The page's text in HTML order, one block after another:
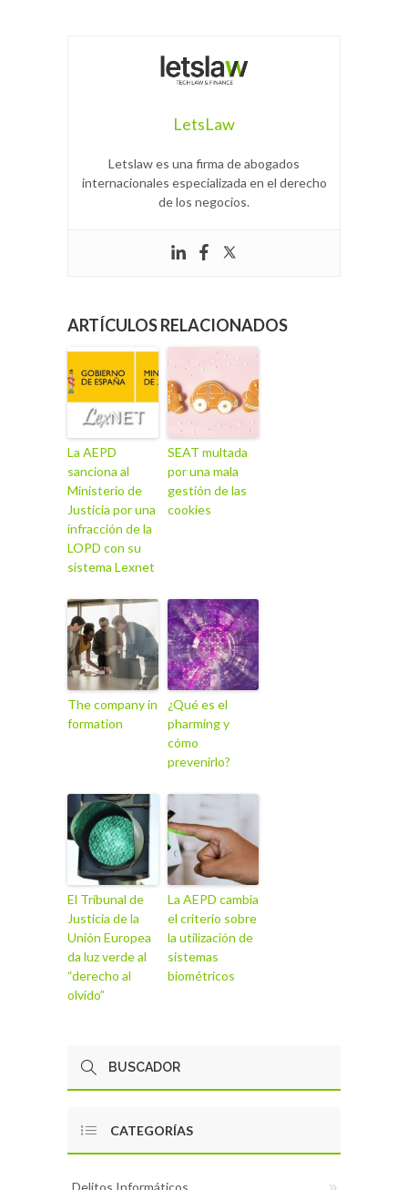
LetsLaw
Letslaw es una firma de abogados
internacionales especializada en el derecho
de los negocios.
ARTÍCULOS RELACIONADOS
La AEPD
sanciona al
Ministerio de
Justicia por una
infracción de la
LOPD con su
sistema Lexnet
SEAT multada
por una mala
gestión de las
cookies
The company in
formation
¿Qué es el
pharming y
cómo
prevenirlo?
El Tribunal de
Justicia de la
Unión Europea
da luz verde al
“derecho al
olvido”
La AEPD cambia
el criterio sobre
la utilización de
sistemas
biométricos
CATEGORÍAS
Delitos Informáticos